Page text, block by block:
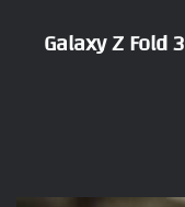
سامسونج جالكسي زد فولد 3 – Galaxy Z Fold 3